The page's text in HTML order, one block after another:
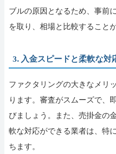
ブルの原因となるため、事前
を取り、相場と比較すること
3. 入金スピードと柔軟な対
ファクタリングの大きなメリ
ります。審査がスムーズで、
びましょう。また、売掛金の
軟な対応ができる業者は、特
ちます。